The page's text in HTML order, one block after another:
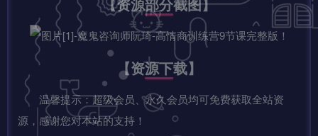
【资源下载】
温馨提示：超级会员、永久会员均可免费获取全站资
源，感谢您对本站的支持！